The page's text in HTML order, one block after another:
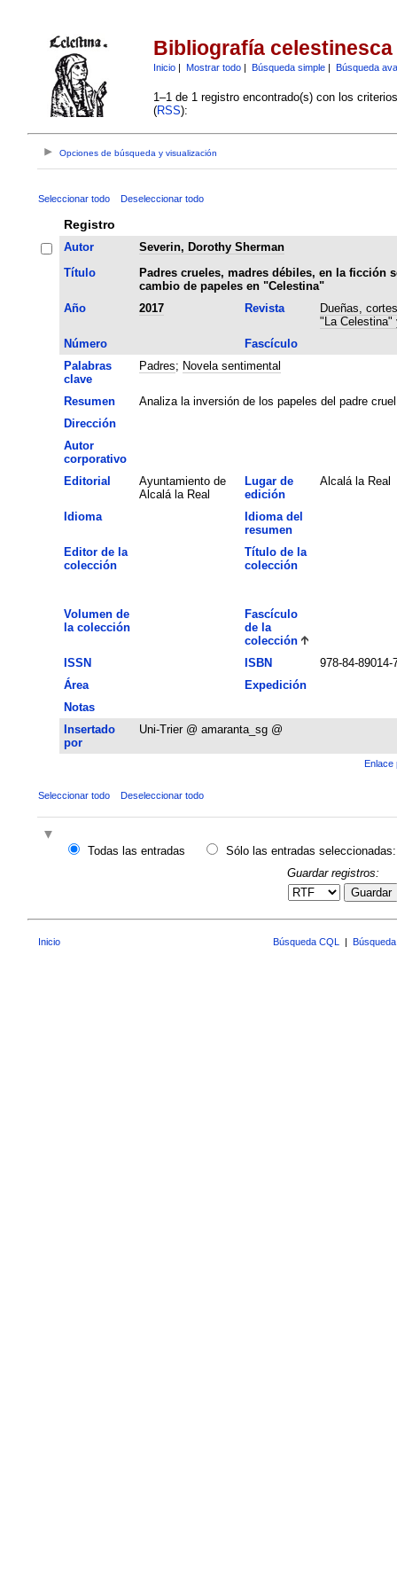
Bibliografía celestinesca
Inicio| Mostrar todo| Búsqueda simple| Búsqueda
1–1 de 1 registro encontrado(s) con los
(RSS):
Opciones de búsqueda y visualización
Seleccionar todo Deseleccionar todo
Registro
Autor
Severin, Dorothy Sherman
Título
Padres crueles, madres débiles, en la ficción
cambio de papeles en "Celestina"
Año
2017 Revista
Dueñas,
"La Celestina"
Número
Fascículo
Palabras
clave
Padres; Novela sentimental
Resumen
Analiza la inversión de los papeles del padre
Dirección
Autor
corporativo
Editorial
Ayuntamiento de
Alcalá la Real
Lugar de
edición
Alcalá la Real
Idioma
Idioma del
resumen
Editor de la
colección
Título de la
colección
Volumen de
la colección
Fascículo
de la
colección
ISSN
ISBN
978-84-89014-
Área
Expedición
Notas
Insertado
por
Uni-Trier @ amaranta_sg @
Enlace
Seleccionar todo Deseleccionar todo
Todas las entradas
Sólo las entradas seleccionadas:
Guardar registros:
Guardar
Inicio Búsqueda CQL